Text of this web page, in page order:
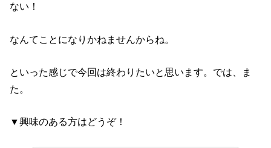
ない！
なんてことになりかねませんからね。
といった感じで今回は終わりたいと思います。では、ま
た。
▼興味のある方はどうぞ！